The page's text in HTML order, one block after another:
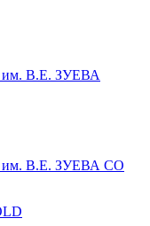
В.Е. ЗУЕВА
им. В.Е. ЗУЕВА СО